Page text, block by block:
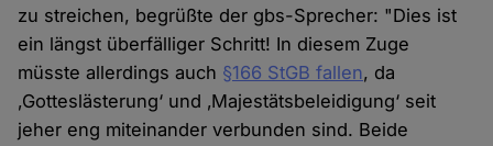
zu streichen, begrüßte der gbs-Sprecher: "Dies ist
ein längst überfälliger Schritt! In diesem Zuge
müsste allerdings auch §166 StGB fallen, da
‚Gotteslästerung‘ und ‚Majestätsbeleidigung‘ seit
jeher eng miteinander verbunden sind. Beide